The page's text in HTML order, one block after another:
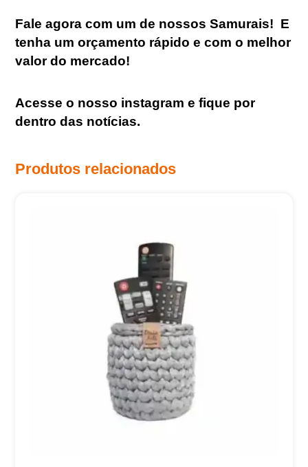
Fale agora com um de nossos Samurais! E
tenha um orçamento rápido e com o melhor
valor do mercado!
Acesse o nosso instagram e fique por
dentro das notícias.
Produtos relacionados